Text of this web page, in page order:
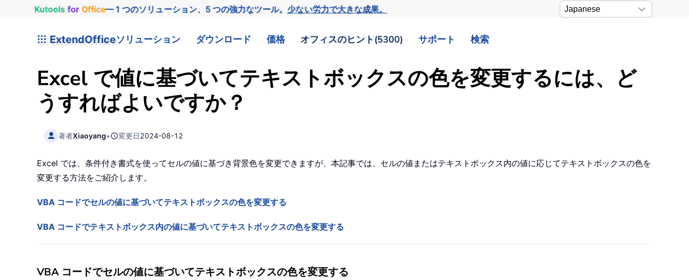
Kutools for Office— 1 つのソリューション、5 つの強力なツール。少ない労力で大きな成果。
ExtendOfficeソリューション ダウンロード 価格 オフィスのヒント(5300) サポート 検索
Excel で値に基づいてテキストボックスの色を変更するには、ど
うすればよいですか？
著者Xiaoyang• 変更日2024-08-12
Excel では、条件付き書式を使ってセルの値に基づき背景色を変更できますが、本記事では、セルの値またはテキストボックス内の値に応じてテキストボックスの色を
変更する方法をご紹介します。
VBA コードでセルの値に基づいてテキストボックスの色を変更する
VBA コードでテキストボックス内の値に基づいてテキストボックスの色を変更する
VBA コードでセルの値に基づいてテキストボックスの色を変更する